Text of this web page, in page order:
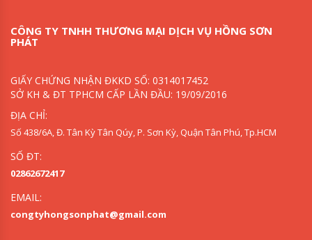
CÔNG TY TNHH THƯƠNG MẠI DỊCH VỤ HỒNG SƠN
PHÁT
GIẤY CHỨNG NHẬN ĐKKD SỐ: 0314017452
SỞ KH & ĐT TPHCM CẤP LẦN ĐẦU: 19/09/2016
ĐỊA CHỈ:
Số 438/6A, Đ. Tân Kỳ Tân Qúy, P. Sơn Kỳ, Quận Tân Phú, Tp.HCM
SỐ ĐT:
02862672417
EMAIL:
congtyhongsonphat@gmail.com